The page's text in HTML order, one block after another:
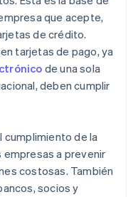
que acepte,
de crédito.
tarjetas de pago, ya
de una sola
deben cumplir
cumplimiento de la
empresas a prevenir
costosas. También
socios y